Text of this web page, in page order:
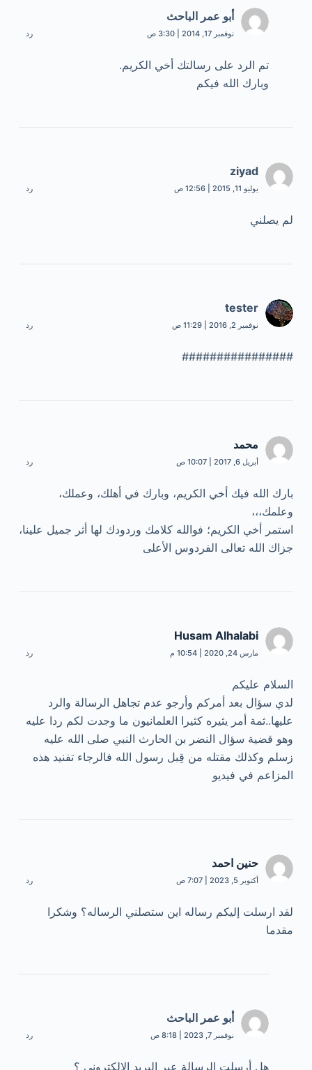
أبو عمر الباحث
نوفمبر 17, 2014 | 3:30 ص رد
تم الرد على رسالتك أخي الكريم.
وبارك الله فيكم
ziyad
يوليو 11, 2015 | 12:56 ص رد
لم يصلني
tester
نوفمبر 2, 2016 | 11:29 ص رد
################
محمد
أبريل 6, 2017 | 10:07 ص رد
بارك الله فيك أخي الكريم، وبارك في أهلك، وعملك،
وعلمك،،،
استمر أخي الكريم؛ فوالله كلامك وردودك لها أثر جميل علينا،
جزاك الله تعالى الفردوس الأعلى
Husam Alhalabi
مارس 24, 2020 | 10:54 م رد
السلام عليكم
لدي سؤال بعد أمركم وأرجو عدم تجاهل الرسالة والرد
عليها..ثمة أمر يثيره كثيرا العلمانيون ما وجدت لكم ردا عليه
وهو قضية سؤال النضر بن الحارث النبي صلى الله عليه
زسلم وكذلك مقتله من قِبل رسول الله فالرجاء تفنيد هذه
المزاعم في فيديو
حنين احمد
أكتوبر 5, 2023 | 7:07 ص رد
لقد ارسلت إليكم رساله اين ستصلني الرساله؟ وشكرا
مقدما
أبو عمر الباحث
نوفمبر 7, 2023 | 8:18 ص رد
هل أرسلت الرسالة عبر البريد الإلكتروني ؟